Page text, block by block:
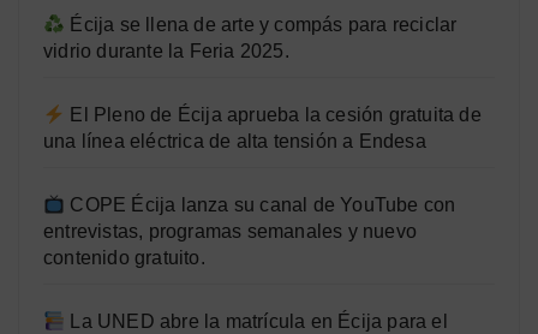
Écija se llena de arte y compás para reciclar
vidrio durante la Feria 2025.
El Pleno de Écija aprueba la cesión gratuita de
una línea eléctrica de alta tensión a Endesa
COPE Écija lanza su canal de YouTube con
entrevistas, programas semanales y nuevo
contenido gratuito.
La UNED abre la matrícula en Écija para el